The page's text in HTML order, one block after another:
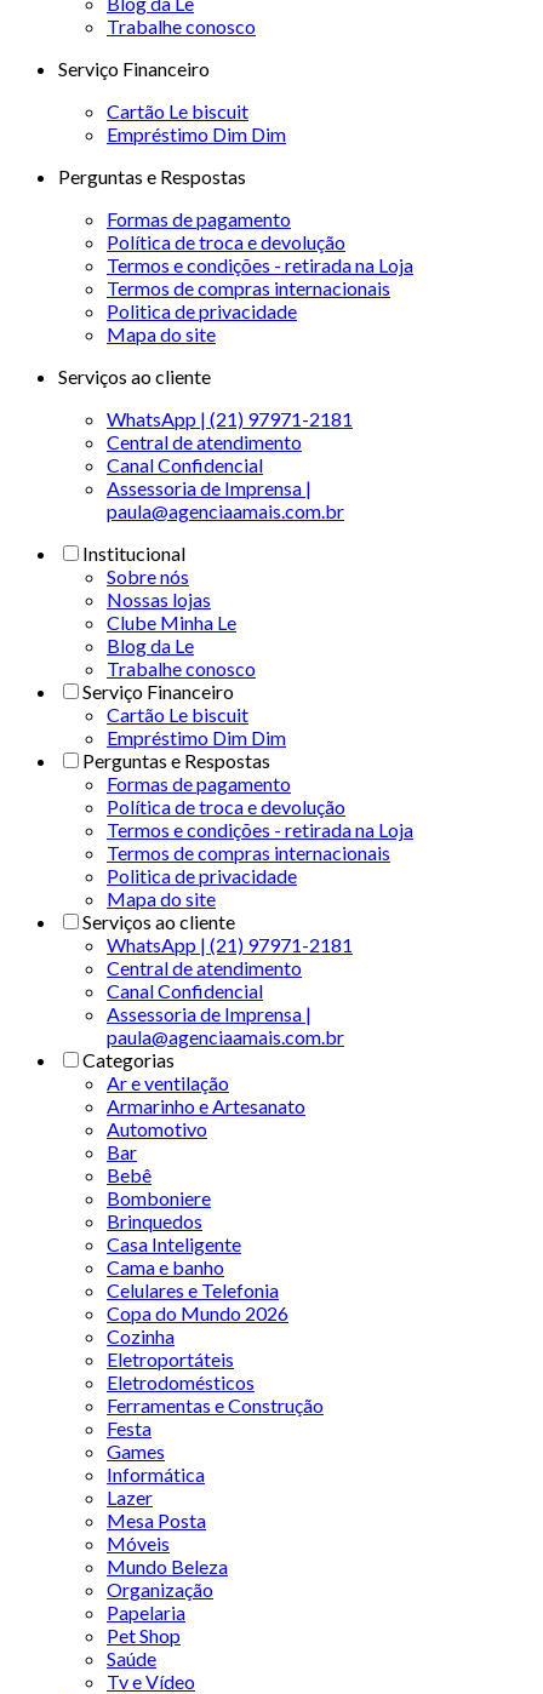
Trabalhe conosco
Serviço Financeiro
Cartão Le biscuit
Empréstimo Dim Dim
Perguntas e Respostas
Formas de pagamento
Política de troca e devolução
Termos e condições - retirada na Loja
Termos de compras internacionais
Politica de privacidade
Mapa do site
Serviços ao cliente
WhatsApp | (21) 97971-2181
Central de atendimento
Canal Confidencial
Assessoria de Imprensa |
paula@agenciaamais.com.br
Institucional
Sobre nós
Nossas lojas
Clube Minha Le
Blog da Le
Trabalhe conosco
Serviço Financeiro
Cartão Le biscuit
Empréstimo Dim Dim
Perguntas e Respostas
Formas de pagamento
Política de troca e devolução
Termos e condições - retirada na Loja
Termos de compras internacionais
Politica de privacidade
Mapa do site
Serviços ao cliente
WhatsApp | (21) 97971-2181
Central de atendimento
Canal Confidencial
Assessoria de Imprensa |
paula@agenciaamais.com.br
Categorias
Ar e ventilação
Armarinho e Artesanato
Automotivo
Bar
Bebê
Bomboniere
Brinquedos
Casa Inteligente
Cama e banho
Celulares e Telefonia
Copa do Mundo 2026
Cozinha
Eletroportáteis
Eletrodomésticos
Ferramentas e Construção
Festa
Games
Informática
Lazer
Mesa Posta
Móveis
Mundo Beleza
Organização
Papelaria
Pet Shop
Saúde
Tv e Vídeo